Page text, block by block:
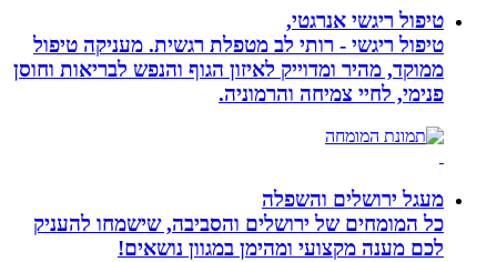
טיפול ריגשי אנרגטי,
טיפול ריגשי - רותי לב מטפלת רגשית. מעניקה טיפול
ממוקד, מהיר ומדוייק לאיזון הגוף והנפש לבריאות וחוסן
פנימי, לחיי צמיחה והרמוניה.
מעגל ירושלים והשפלה
כל המומחים של ירושלים והסביבה, שישמחו להעניק
לכם מענה מקצועי ומהימן במגוון נושאים!